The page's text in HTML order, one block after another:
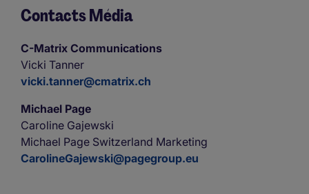
Contacts Média
C-Matrix Communications
Vicki Tanner
vicki.tanner@cmatrix.ch
Michael Page
Caroline Gajewski
Michael Page Switzerland Marketing
CarolineGajewski@pagegroup.eu